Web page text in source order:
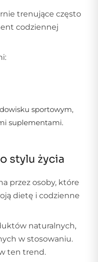
trenujące często
codziennej
sportowym,
suplementami.
stylu życia
przez osoby, które
dietę i codzienne
naturalnych,
w stosowaniu.
ten trend.